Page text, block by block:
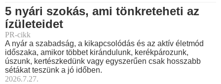
5 nyári szokás, ami tönkreteheti az
ízületeidet
PR-cikk
A nyár a szabadság, a kikapcsolódás és az aktív életmód
időszaka, amikor többet kirándulunk, kerékpározunk,
úszunk, kertészkedünk vagy egyszerűen csak hosszabb
sétákat teszünk a jó időben.
2026.7.27.